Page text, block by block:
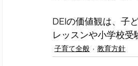
DEIの価値観は、子
レッスンや小学校受
子育て全般 教育方針